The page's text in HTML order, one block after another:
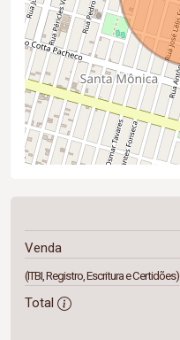
Venda
(ITBI, Registro, Escritura e Certidões)
Total